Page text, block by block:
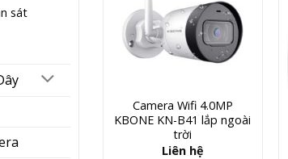
sát
Camera Wifi 4.0MP
KBONE KN-B41 lắp ngoài
trời
Liên hệ